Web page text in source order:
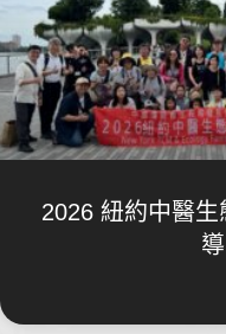
2026 紐約中醫
導